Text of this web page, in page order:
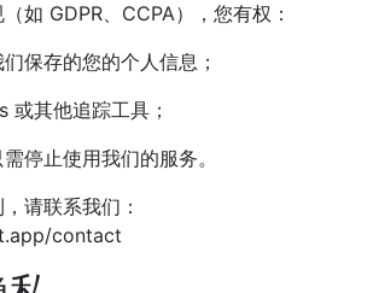
如 GDPR、CCPA），您有权：
保存的您的个人信息；
其他追踪工具；
停止使用我们的服务。
请联系我们：
contact